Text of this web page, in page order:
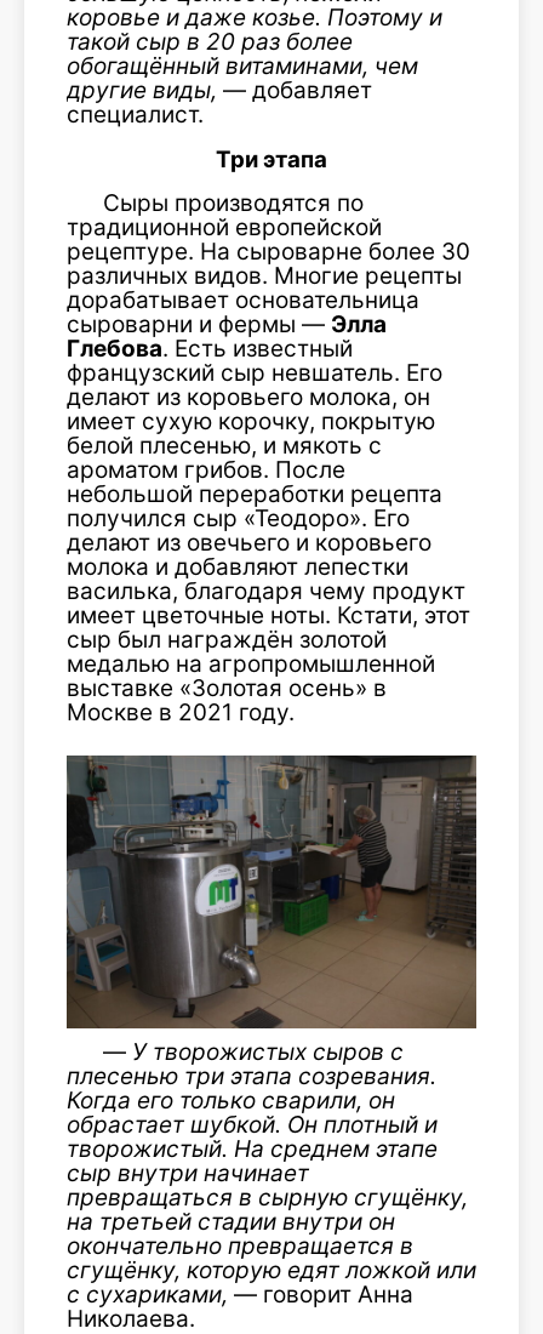
коровье и даже козье. Поэтому и
такой сыр в 20 раз более
обогащённый витаминами, чем
другие виды, — добавляет
специалист.
Три этапа
Сыры производятся по
традиционной европейской
рецептуре. На сыроварне более 30
различных видов. Многие рецепты
дорабатывает основательница
сыроварни и фермы — Элла
Глебова. Есть известный
французский сыр невшатель. Его
делают из коровьего молока, он
имеет сухую корочку, покрытую
белой плесенью, и мякоть с
ароматом грибов. После
небольшой переработки рецепта
получился сыр «Теодоро». Его
делают из овечьего и коровьего
молока и добавляют лепестки
василька, благодаря чему продукт
имеет цветочные ноты. Кстати, этот
сыр был награждён золотой
медалью на агропромышленной
выставке «Золотая осень» в
Москве в 2021 году.
— У творожистых сыров с
плесенью три этапа созревания.
Когда его только сварили, он
обрастает шубкой. Он плотный и
творожистый. На среднем этапе
сыр внутри начинает
превращаться в сырную сгущёнку,
на третьей стадии внутри он
окончательно превращается в
сгущёнку, которую едят ложкой или
с сухариками, — говорит Анна
Николаева.